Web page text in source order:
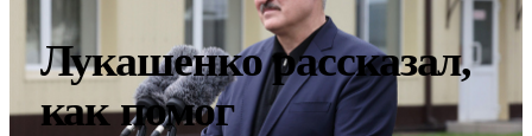
Лукашенко рассказал,
как помог